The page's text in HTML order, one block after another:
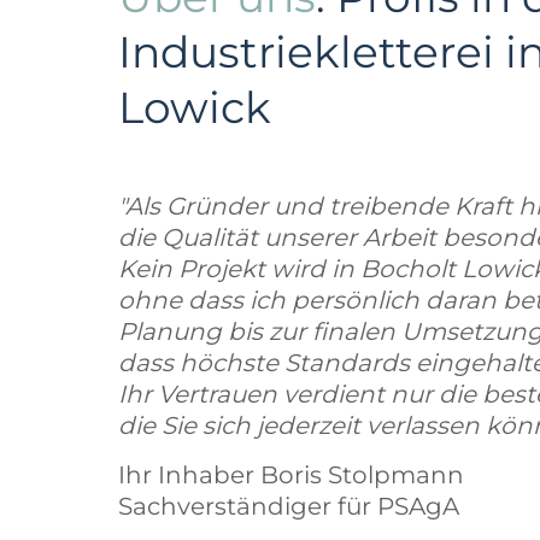
Industriekletterei
Lowick
"Als Gründer und treibende Kraft
die Qualität unserer Arbeit
Kein Projekt wird in Bocholt
ohne dass ich persönlich daran
Planung bis zur finalen
dass höchste Standards
Ihr Vertrauen verdient nur die
die Sie sich jederzeit verlassen
Ihr Inhaber Boris Stolpmann
Sachverständiger für PSAgA